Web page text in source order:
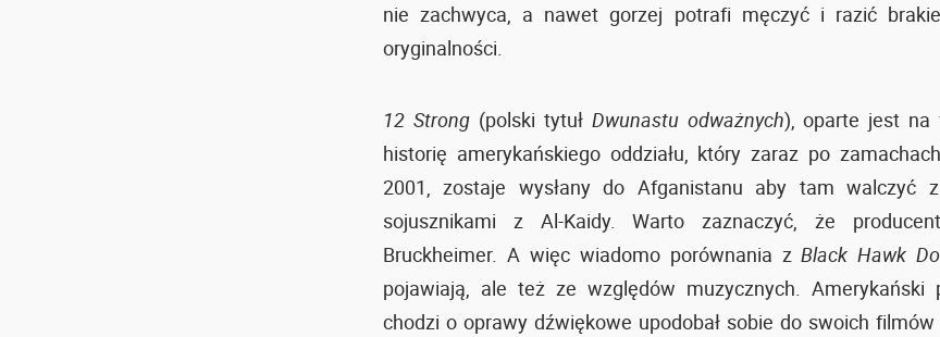
nie zachwyca, a nawet gorzej potrafi męczyć i razić
oryginalności.
12 Strong(polski tytuł Dwunastu odważnych), oparte jest na
historię amerykańskiego oddziału, który zaraz po
2001, zostaje wysłany do Afganistanu aby tam walczyć
sojusznikami z Al-Kaidy. Warto zaznaczyć, że
Bruckheimer. A więc wiadomo porównania zBlack Hawk
pojawiają, ale też ze względów muzycznych. Amerykański
chodzi o oprawy dźwiękowe upodobał sobie do swoich